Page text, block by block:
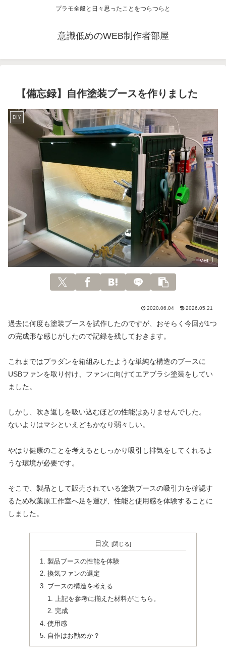
プラモ全般と日々思ったことをつらつらと
意識低めのWEB制作者部屋
【備忘録】自作塗装ブースを作りました
DIY
ver.1
2020.06.04 2026.05.21
過去に何度も塗装ブースを試作したのですが、おそらく今回が1つ
の完成形な感じがしたので記録を残しておきます。
これまではプラダンを箱組みしたような単純な構造のブースに
USBファンを取り付け、ファンに向けてエアブラシ塗装をしてい
ました。
しかし、吹き返しを吸い込むほどの性能はありませんでした。
ないよりはマシといえどもかなり弱々しい。
やはり健康のことを考えるとしっかり吸引し排気をしてくれるよ
うな環境が必要です。
そこで、製品として販売されている塗装ブースの吸引力を確認す
るため秋葉原工作室へ足を運び、性能と使用感を体験することに
しました。
目次
製品ブースの性能を体験
換気ファンの選定
ブースの構造を考える
上記を参考に揃えた材料がこちら。
完成
使用感
自作はお勧めか？